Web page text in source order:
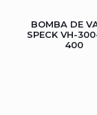
BOMBA DE
SPECK VH-
400